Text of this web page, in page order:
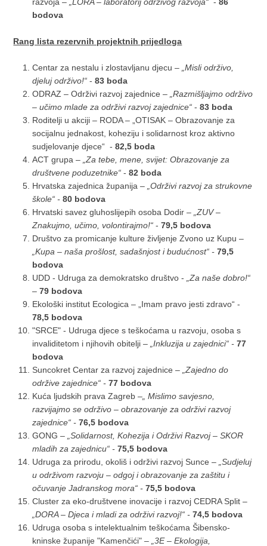
bodova
Rang lista rezervnih projektnih prijedloga
Centar za nestalu i zlostavljanu djecu – „Misli održivo,
djeluj održivo!“ -83 boda
ODRAZ – Održivi razvoj zajednice – „Razmišljajmo održivo
– učimo mlade za održivi razvoj zajednice“ -83 boda
Roditelji u akciji – RODA – „OTISAK – Obrazovanje za
socijalnu jednakost, koheziju i solidarnost kroz aktivno
sudjelovanje djece“ -82,5 boda
ACT grupa – „Za tebe, mene, svijet: Obrazovanje za
društvene poduzetnike“-82 boda
Hrvatska zajednica županija – „Održivi razvoj za strukovne
škole“ -80 bodova
Hrvatski savez gluhoslijepih osoba Dodir – „ZUV –
Znakujmo, učimo, volontirajmo!“ -79,5 bodova
Društvo za promicanje kulture življenje Zvono uz Kupu –
„Kupa – naša prošlost, sadašnjost i budućnost“ -79,5
bodova
UDD - Udruga za demokratsko društvo -
„Za naše dobro!“
–79 bodova
Ekološki institut Ecologica – „Imam pravo jesti zdravo“ -
78,5 bodova
"SRCE" - Udruga djece s teškoćama u razvoju, osoba s
invaliditetom i njihovih obitelji – „Inkluzija u zajednici“ -77
bodova
Suncokret Centar za razvoj zajednice – „Zajedno do
održive zajednice“ -77 bodova
Kuća ljudskih prava Zagreb – Mislimo savjesno,
razvijajmo se održivo – obrazovanje za održivi razvoj
zajednice“ -76,5 bodova
GONG – „Solidarnost, Kohezija i Održivi Razvoj – SKOR
mladih za zajednicu“ -75,5 bodova
Udruga za prirodu, okoliš i održivi razvoj Sunce – „Sudjeluj
u održivom razvoju – odgoj i obrazovanje za zaštitu i
očuvanje Jadranskog mora“ -75,5 bodova
Cluster za eko-društvene inovacije i razvoj CEDRA Split –
„DORA – Djeca i mladi za održivi razvoj!“ -74,5 bodova
Udruga osoba s intelektualnim teškoćama Šibensko-
kninske županije "Kamenčići" – „3E – Ekologija,